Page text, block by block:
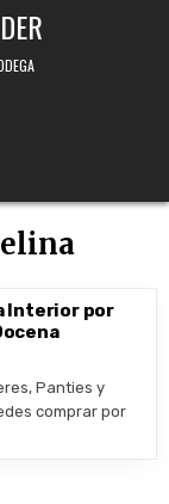
Interior por
Panties y
comprar por